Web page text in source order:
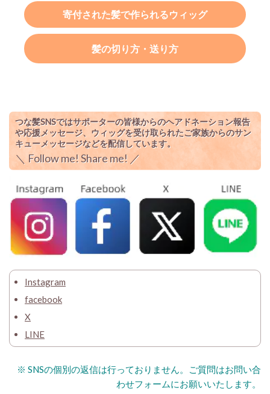
寄付された髪で作られるウィッグ
髪の切り方・送り方
つな髪SNSではサポーターの皆様からのヘアドネーション報告
や応援メッセージ、ウィッグを受け取られたご家族からのサン
キューメッセージなどを配信しています。
＼ Follow me! Share me! ／
Instagram
facebook
X
LINE
※ SNSの個別の返信は行っておりません。ご質問はお問い合
わせフォームにお願いいたします。